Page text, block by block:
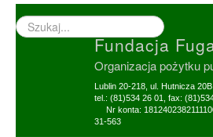
Wyszukiwarka
–
Fundacja
Organizacja pożytku
Lublin 20-218, ul. Hutnicza 20B
tel.: (81)534 26 01, fax:
Nr konta:
31-563